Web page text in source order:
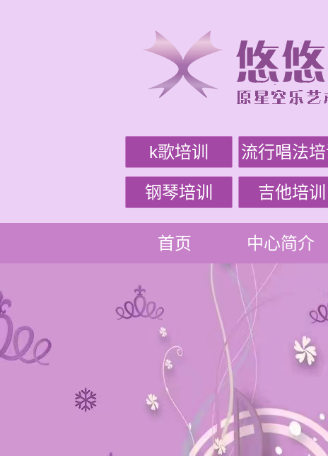
k歌培训 流行唱法培
钢琴培训 吉他培训
首页 中心简介